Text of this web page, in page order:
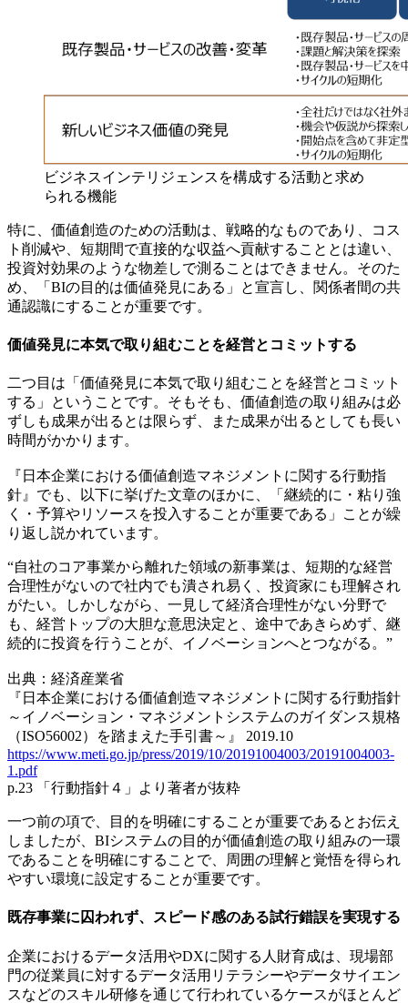
ビジネスインテリジェンスを構成する活動と求め
られる機能
特に、価値創造のための活動は、戦略的なものであり、コス
ト削減や、短期間で直接的な収益へ貢献することとは違い、
投資対効果のような物差しで測ることはできません。そのた
め、「BIの目的は価値発見にある」と宣言し、関係者間の共
通認識にすることが重要です。
価値発見に本気で取り組むことを経営とコミットする
二つ目は「価値発見に本気で取り組むことを経営とコミット
する」ということです。そもそも、価値創造の取り組みは必
ずしも成果が出るとは限らず、また成果が出るとしても長い
時間がかかります。
『日本企業における価値創造マネジメントに関する行動指
針』でも、以下に挙げた文章のほかに、「継続的に・粘り強
く・予算やリソースを投入することが重要である」ことが繰
り返し説かれています。
“自社のコア事業から離れた領域の新事業は、短期的な経営
合理性がないので社内でも潰され易く、投資家にも理解され
がたい。しかしながら、一見して経済合理性がない分野で
も、経営トップの大胆な意思決定と、途中であきらめず、継
続的に投資を行うことが、イノベーションへとつながる。”
出典：経済産業省
『日本企業における価値創造マネジメントに関する行動指針
～イノベーション・マネジメントシステムのガイダンス規格
（ISO56002）を踏まえた手引書～』 2019.10
https://www.meti.go.jp/press/2019/10/20191004003/20191004003-
1.pdf
p.23 「行動指針４」より著者が抜粋
一つ前の項で、目的を明確にすることが重要であるとお伝え
しましたが、BIシステムの目的が価値創造の取り組みの一環
であることを明確にすることで、周囲の理解と覚悟を得られ
やすい環境に設定することが重要です。
既存事業に囚われず、スピード感のある試行錯誤を実現する
企業におけるデータ活用やDXに関する人財育成は、現場部
門の従業員に対するデータ活用リテラシーやデータサイエン
スなどのスキル研修を通じて行われているケースがほとんど